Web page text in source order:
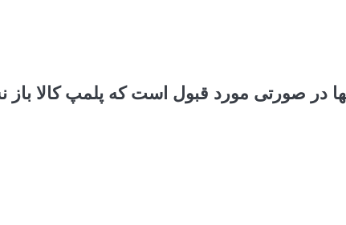
در صورتی مورد قبول است که پلمپ کالا باز